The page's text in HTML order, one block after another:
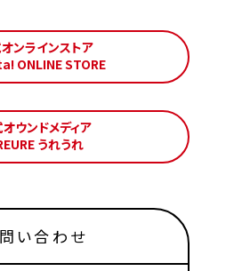
ンラインストア
ONLINE STORE
ウンドメディア
うれうれ
い合わせ